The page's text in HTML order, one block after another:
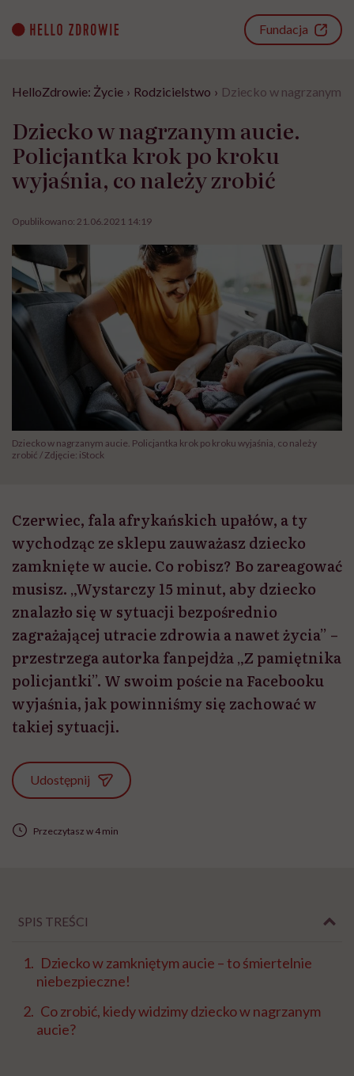
content
Fundacja
HelloZdrowie: Życie › Rodzicielstwo › Dziecko w nagrzanym
Dziecko w nagrzanym aucie.
Policjantka krok po kroku
wyjaśnia, co należy zrobić
Opublikowano: 21.06.2021 14:19
Dziecko w nagrzanym aucie. Policjantka krok po kroku wyjaśnia, co należy
zrobić / Zdjęcie: iStock
Czerwiec, fala afrykańskich upałów, a ty
wychodząc ze sklepu zauważasz dziecko
zamknięte w aucie. Co robisz? Bo zareagować
musisz. „Wystarczy 15 minut, aby dziecko
znalazło się w sytuacji bezpośrednio
zagrażającej utracie zdrowia a nawet życia” –
przestrzega autorka fanpejdża „Z pamiętnika
policjantki”. W swoim poście na Facebooku
wyjaśnia, jak powinniśmy się zachować w
takiej sytuacji.
Udostępnij
Przeczytasz w 4 min
SPIS TREŚCI
Dziecko w zamkniętym aucie – to śmiertelnie
niebezpieczne!
Co zrobić, kiedy widzimy dziecko w nagrzanym
aucie?